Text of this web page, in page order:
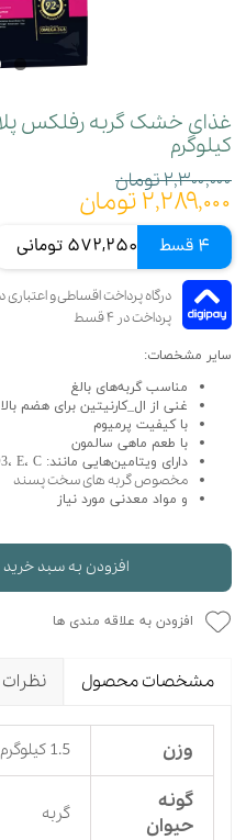
کیلوگرم
۲,۳۰۰,۰۰۰ تومان
۲,۲۸۹,۰۰۰ تومان
4 قسط 572,250 تومانی
سایر مشخصات:
مناسب گربه‌های بالغ
غنی از ال_کارنیتین برای هضم بالا
با کیفیت پرمیوم
با طعم ماهی سالمون
دارای ویتامین‌هایی مانند: A، D3، E، C و تائورین
مخصوص گربه های سخت پسند
و مواد معدنی مورد نیاز
افزودن به سبد خرید
افزودن به علاقه مندی ها
مشخصات محصول نظرات
وزن 1.5 کیلوگرم
گونه
حیوان
گربه